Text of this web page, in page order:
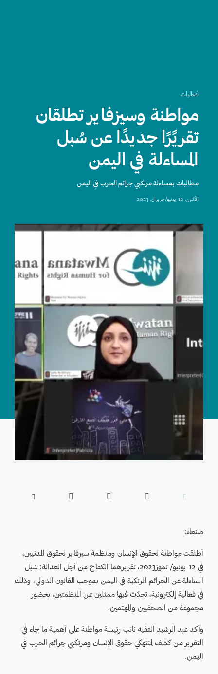
فعاليات
مواطنة وسيزفاير تطلقان
تقريًرًا جديدًا عن سُبل
المساءلة في اليمن
مطالبات بمساءلة مرتكبي جرائم الحرب في اليمن
اﻷثنين, 12 يونيو/حزيران, 2023





صنعاء:
أطلقت مواطنة لحقوق الإنسان ومنظمة سيزفاير لحقوق المدنيين،
في 12 يونيو/ تموز2023، تقريرهما الكفاح من أجل العدالة: سُبل
المساءلة عن الجرائم المرتكبة في اليمن بموجب القانون الدولي، وذلك
في فعالية إلكترونية، تحدّث فيها ممثلين عن المنظمتين، بحضور
مجموعة من الصحفيين والمهتمين.
وأكد عبد الرشيد الفقيه نائب رئيسة مواطنة على أهمية ما جاء في
التقرير من كشف لمنتهكي حقوق الإنسان ومرتكبي جرائم الحرب في
اليمن.